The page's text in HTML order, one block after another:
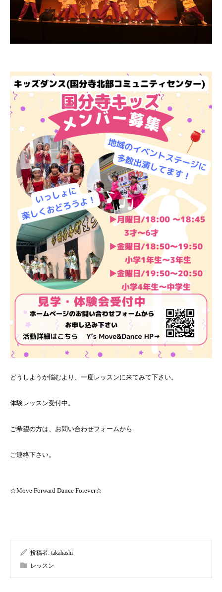
どうしようか悩むより、一度レッスンに来てみて下さい。
体験レッスン受付中。
ご希望の方は、お問い合わせフォームから
ご連絡下さい。
☆Move Forward Dance Forever☆
投稿者: takahashi
レッスン